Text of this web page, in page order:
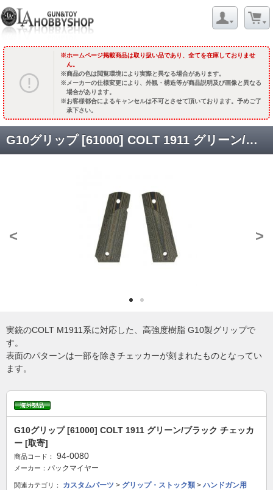
ホームページ掲載商品は取り扱い品であり、全てを在庫しておりませ
ん。
商品の色は閲覧環境により実際と異なる場合があります。
メーカーの仕様変更により、外観・構造等が商品説明及び画像と異なる
場合があります。
お客様都合によるキャンセルは不可とさせて頂いております。予めご了
承下さい。
G10グリップ [61000] COLT 1911 グリーン/ブラック チェッカー [取寄]
< >
実銃のCOLT M1911系に対応した、高強度樹脂 G10製グリップで
す。
表面のパターンは一部を除きチェッカーが刻まれたものとなってい
ます。
G10グリップ [61000] COLT 1911 グリーン/ブラック チェッカ
ー [取寄]
商品コード： 94-0080
メーカー： パックマイヤー
関連カテゴリ： カスタムパーツ > グリップ・ストック類 > ハンドガン用